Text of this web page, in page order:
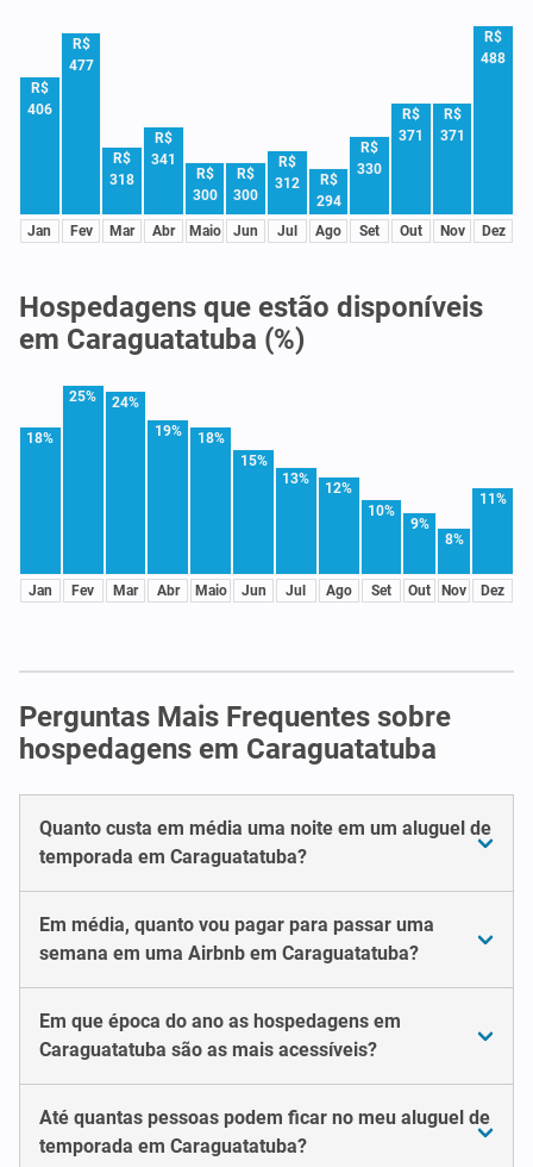
R$
406
Jan
R$
477
Fev
R$
318
Mar
R$
341
Abr
R$
300
Maio
R$
300
Jun
R$
312
Jul
R$
294
Ago
R$
330
Set
R$
371
Out
R$
371
Nov
R$
488
Dez
Hospedagens que estão disponíveis
em Caraguatatuba (%)
18%
Jan
25%
Fev
24%
Mar
19%
Abr
18%
Maio
15%
Jun
13%
Jul
12%
Ago
10%
Set
9%
Out
8%
Nov
11%
Dez
Perguntas Mais Frequentes sobre
hospedagens em Caraguatatuba
Quanto custa em média uma noite em um aluguel de
temporada em Caraguatatuba?
Em média, quanto vou pagar para passar uma
semana em uma Airbnb em Caraguatatuba?
Em que época do ano as hospedagens em
Caraguatatuba são as mais acessíveis?
Até quantas pessoas podem ficar no meu aluguel de
temporada em Caraguatatuba?